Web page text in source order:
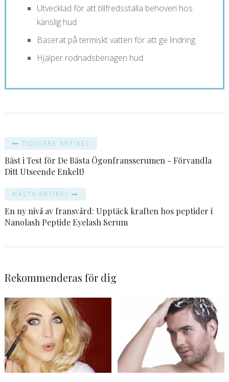
Utvecklad för att tillfredsställa behoven hos
känslig hud.
Baserat på termiskt vatten för att ge lindring.
Hjälper rodnadsbenägen hud.
TIDIGARE ARTIKEL
Bäst i Test för De Bästa Ögonfransserumen - Förvandla
Ditt Utseende Enkelt!
NÄSTA ARTIKEL
En ny nivå av fransvård: Upptäck kraften hos peptider i
Nanolash Peptide Eyelash Serum
Rekommenderas för dig